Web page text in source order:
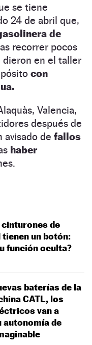
se tiene
24 de abril que,
de
recorrer pocos
dieron en el taller
con
Valencia,
después de
avisado de fallos
haber
de
un botón:
función oculta?
baterías de la
CATL, los
van a
autonomía de